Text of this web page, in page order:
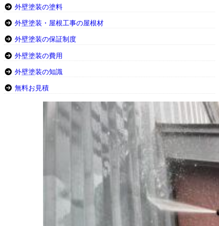
外壁塗装の塗料
外壁塗装・屋根工事の屋根材
外壁塗装の保証制度
外壁塗装の費用
外壁塗装の知識
無料お見積